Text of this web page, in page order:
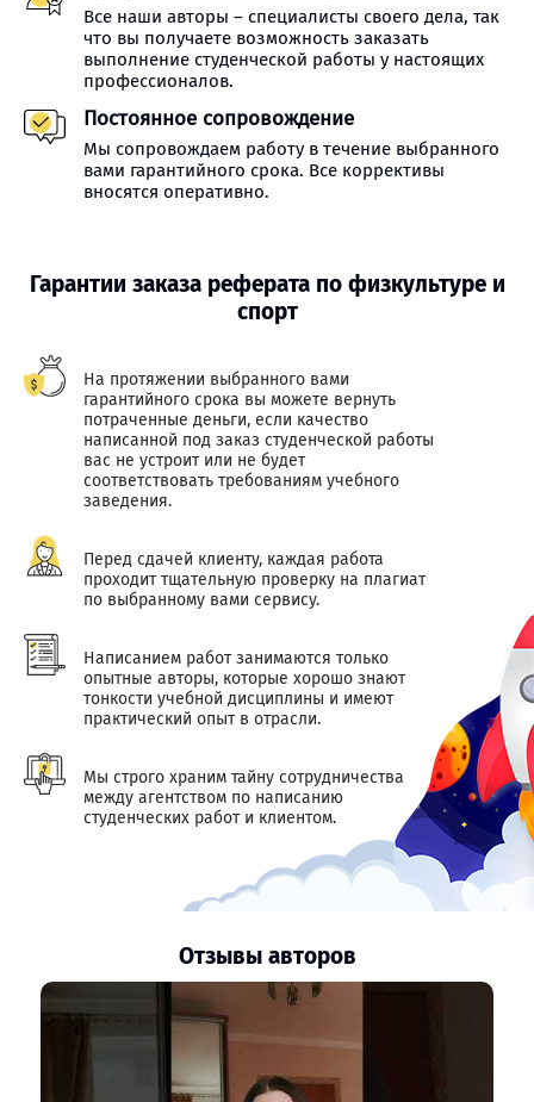
Все наши авторы – специалисты своего дела, так
что вы получаете возможность заказать
выполнение студенческой работы у настоящих
профессионалов.
Постоянное сопровождение
Мы сопровождаем работу в течение выбранного
вами гарантийного срока. Все коррективы
вносятся оперативно.
Гарантии заказа реферата по физкультуре и
спорт
На протяжении выбранного вами
гарантийного срока вы можете вернуть
потраченные деньги, если качество
написанной под заказ студенческой работы
вас не устроит или не будет
соответствовать требованиям учебного
заведения.
Перед сдачей клиенту, каждая работа
проходит тщательную проверку на плагиат
по выбранному вами сервису.
Написанием работ занимаются только
опытные авторы, которые хорошо знают
тонкости учебной дисциплины и имеют
практический опыт в отрасли.
Мы строго храним тайну сотрудничества
между агентством по написанию
студенческих работ и клиентом.
Отзывы авторов